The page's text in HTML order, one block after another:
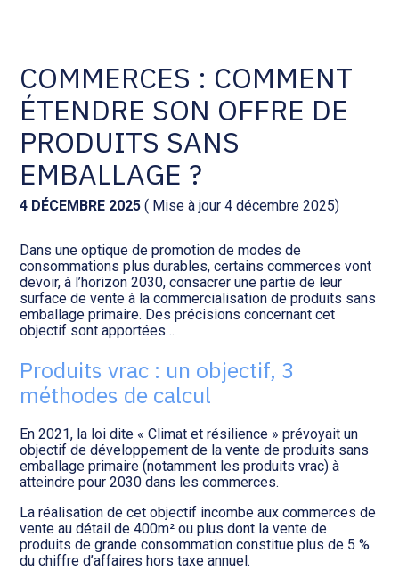
Social et ressources humaines
Assistance juridique
Pilotage d’entreprise
Audit légal
Gestion de patrimoine
Transition numérique
Tenue de votre comptabilité :
ACD
Facturation et pilotage :
EVOLIZ
Analyse et tableau de bord :
WAIBI
humaines : SILAE
COMMERCES : COMMENT
ÉTENDRE SON OFFRE DE
PRODUITS SANS
EMBALLAGE ?
4 DÉCEMBRE 2025 ( Mise à jour 4 décembre 2025)
Dans une optique de promotion de modes de
consommations plus durables, certains commerces vont
devoir, à l’horizon 2030, consacrer une partie de leur
surface de vente à la commercialisation de produits sans
emballage primaire. Des précisions concernant cet
objectif sont apportées…
Produits vrac : un objectif, 3
méthodes de calcul
En 2021, la loi dite « Climat et résilience » prévoyait un
objectif de développement de la vente de produits sans
emballage primaire (notamment les produits vrac) à
atteindre pour 2030 dans les commerces.
La réalisation de cet objectif incombe aux commerces de
vente au détail de 400m² ou plus dont la vente de
produits de grande consommation constitue plus de 5 %
du chiffre d’affaires hors taxe annuel.